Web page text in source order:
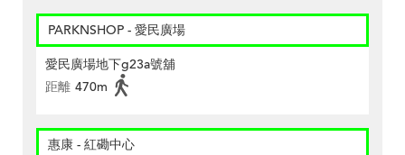
PARKNSHOP - 愛民廣場
愛民廣場地下g23a號舖
距離 470m
惠康 - 紅磡中心